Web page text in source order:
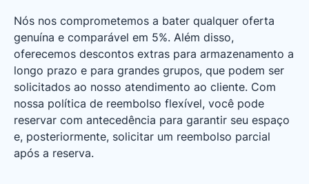
Nós nos comprometemos a bater qualquer oferta
genuína e comparável em 5%. Além disso,
oferecemos descontos extras para armazenamento a
longo prazo e para grandes grupos, que podem ser
solicitados ao nosso atendimento ao cliente. Com
nossa política de reembolso flexível, você pode
reservar com antecedência para garantir seu espaço
e, posteriormente, solicitar um reembolso parcial
após a reserva.